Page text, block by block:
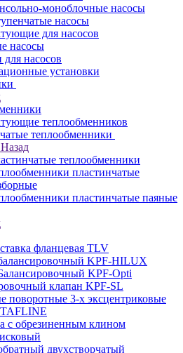
моноблочные насосы
насосы
для насосов
насосы
для насосов
установки
теплообменников
теплообменники
Назад
теплообменники
пластинчатые
пластинчатые паяные
фланцевая TLV
KPF-HILUX
KPF-Opti
клапан KPF-SL
поворотные 3-х эксцентриковые
с обрезиненным клином
двухстворчатый